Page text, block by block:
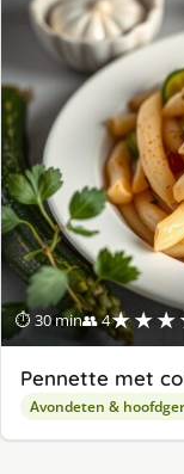
⏱ 30 min👥 4
Pennette met
Avondeten &